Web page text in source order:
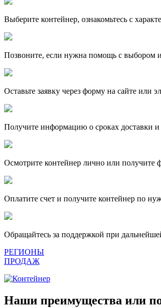
Выберите контейнер, ознакомьтесь с
Позвоните, если нужна помощь с выбором
Оставьте заявку через форму на сайте или
Получите информацию о сроках доставки и
Осмотрите контейнер лично или получите
Оплатите счет и получите контейнер по
Обращайтесь за поддержкой при
РЕГИОНЫ
ПРОДАЖ
Наши преимущества или